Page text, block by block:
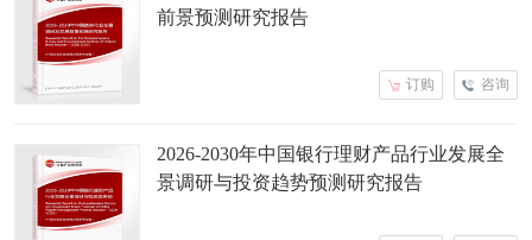
前景预测研究报告
咨询
订购
2026-2030年中国银行理财产品行业发展全
景调研与投资趋势预测研究报告